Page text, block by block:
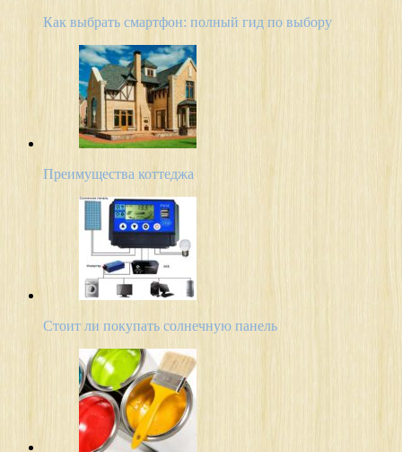
Как выбрать смартфон: полный гид по выбору
Преимущества коттеджа
Стоит ли покупать солнечную панель